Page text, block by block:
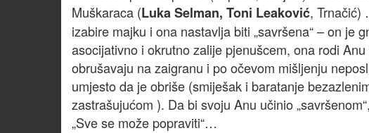
Muškaraca (Luka Selman, Toni Leaković, Trnačić)
izabire majku i ona nastavlja biti „savršena“ – on je
asocijativno i okrutno zalije pjenušcem, ona rodi
obrušavaju na zaigranu i po očevom mišljenju
umjesto da je obriše (smiješak i baratanje
zastrašujućom ). Da bi svoju Anu učinio
„Sve se može popraviti“…